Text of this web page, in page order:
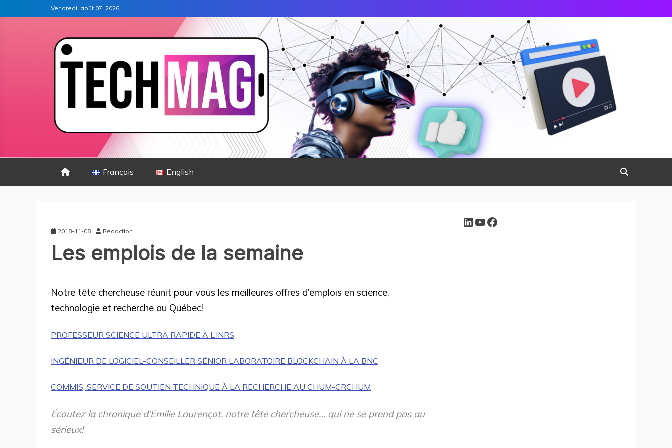
Vendredi, août 07, 2026
Français English
2018-11-08 Redaction
Les emplois de la semaine
Notre tête chercheuse réunit pour vous les meilleures offres d’emplois en science,
technologie et recherche au Québec!
PROFESSEUR SCIENCE ULTRA RAPIDE À L’INRS
INGÉNIEUR DE LOGICIEL-CONSEILLER SÉNIOR LABORATOIRE BLOCKCHAIN À LA BNC
COMMIS, SERVICE DE SOUTIEN TECHNIQUE À LA RECHERCHE AU CHUM-CRCHUM
Écoutez la chronique d’Emilie Laurençot, notre tête chercheuse… qui ne se prend pas au
sérieux!